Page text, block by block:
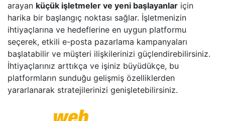
arayan küçük işletmeler ve yeni başlayanlar için
harika bir başlangıç noktası sağlar. İşletmenizin
ihtiyaçlarına ve hedeflerine en uygun platformu
seçerek, etkili e-posta pazarlama kampanyaları
başlatabilir ve müşteri ilişkilerinizi güçlendirebilirsiniz.
İhtiyaçlarınız arttıkça ve işiniz büyüdükçe, bu
platformların sunduğu gelişmiş özelliklerden
yararlanarak stratejilerinizi genişletebilirsiniz.